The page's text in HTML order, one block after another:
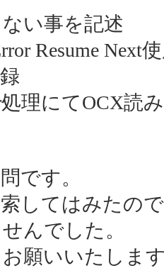
い事を記述
Resume
処理にてOCX読
です。
してはみたの
んでした。
願いいたしま